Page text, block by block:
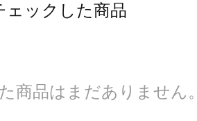
ェックした商品
商品はまだありません